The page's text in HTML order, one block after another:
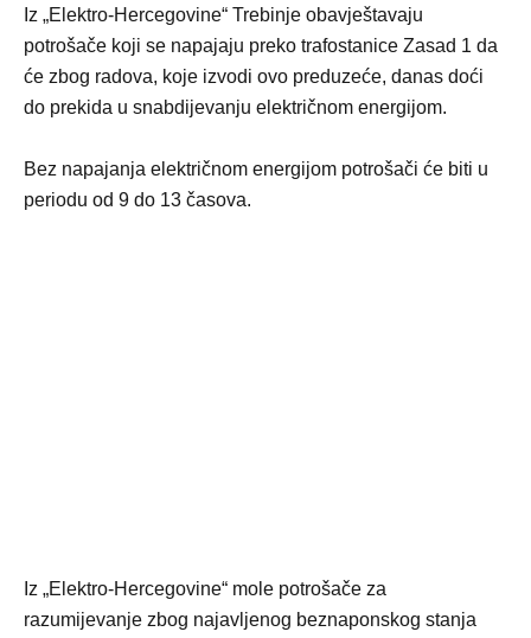
Iz „Elektro-Hercegovine“ Trebinje obavještavaju
potrošače koji se napajaju preko trafostanice Zasad 1 da
će zbog radova, koje izvodi ovo preduzeće, danas doći
do prekida u snabdijevanju električnom energijom.
Bez napajanja električnom energijom potrošači će biti u
periodu od 9 do 13 časova.
Iz „Elektro-Hercegovine“ mole potrošače za
razumijevanje zbog najavljenog beznaponskog stanja